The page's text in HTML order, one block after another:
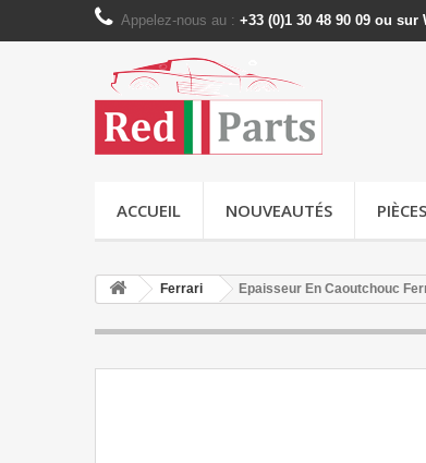
Appelez-nous au : +33 (0)1 30 48 90 09 ou sur
ACCUEIL NOUVEAUTÉS
Ferrari Epaisseur En Caoutchouc